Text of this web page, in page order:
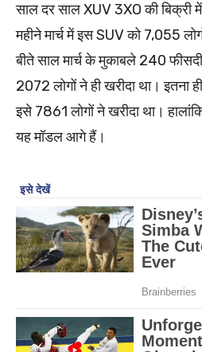
साल दर साल XUV 3XO की बिक्री
महीने मार्च में इस SUV को 7,055
बीते साल मार्च के मुकाबले 240
2072 लोगों ने ही खरीदा था। इतना
इसे 7861 लोगों ने खरीदा था।
यह मॉडल आगे हैं।